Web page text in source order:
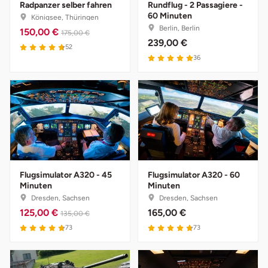
Radpanzer selber fahren
Königsee, Thüringen
150,00 € 175,00 €
4.7 von 5
52
Rundflug - 2 Passagiere -
60 Minuten
Berlin, Berlin
239,00 €
4.9 von 5
36
Flugsimulator A320 - 45
Minuten
Dresden, Sachsen
125,00 € 135,00 €
4.8 von 5
73
Flugsimulator A320 - 60
Minuten
Dresden, Sachsen
165,00 €
4.8 von 5
73
Halle
Hamburg
Hannover
Haßfurt
Heidenheim
Heilbronn
Heldburg